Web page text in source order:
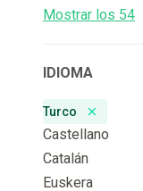
Mostrar los 54
IDIOMA
Turco
Remove
Castellano
Catalán
Euskera